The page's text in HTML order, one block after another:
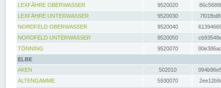
LEXFÄHRE OBERWASSER
9520020
LEXFÄHRE UNTERWASSER
9520030
NORDFELD OBERWASSER
9520040
NORDFELD UNTERWASSER
9520050
TÖNNING
9520070
ELBE
AKEN
502010
ALTENGAMME
5930070